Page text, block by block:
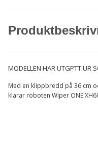
MODELLEN HAR UTGPTT UR
Med en klippbredd på 36 cm
klarar roboten Wiper ONE